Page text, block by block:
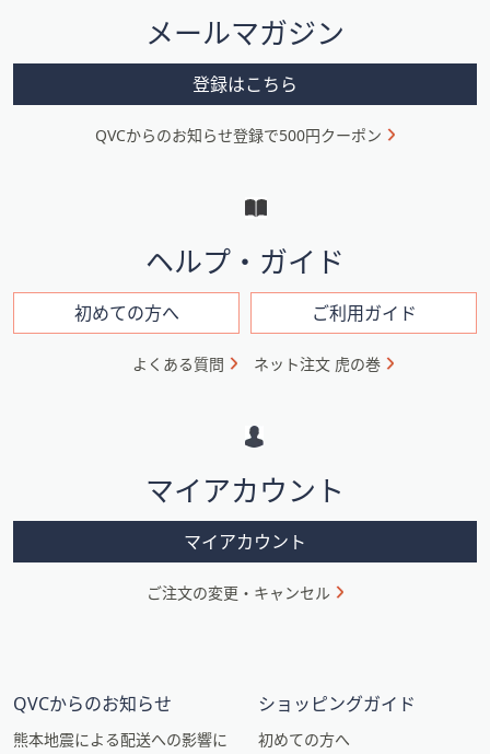
メ
ニ
ン
ン
メールマガジン
登録はこちら
QVCからのお知らせ登録で500円クーポン
ヘルプ・ガイド
初めての方へ ご利用ガイド
よくある質問 ネット注文 虎の巻
マイアカウント
マイアカウント
ご注文の変更・キャンセル
QVCからのお知らせ
熊本地震による配送への影響に
ショッピングガイド
初めての方へ